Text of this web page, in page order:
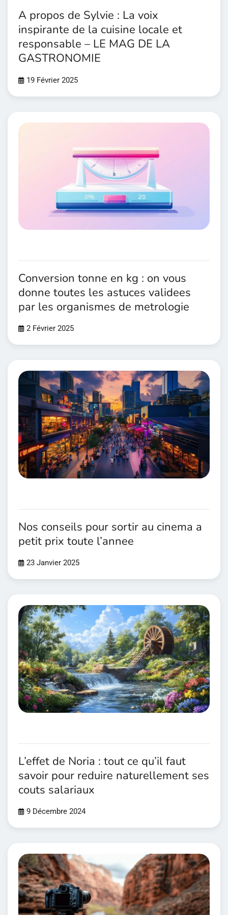
A propos de Sylvie : La voix
inspirante de la cuisine locale et
responsable – LE MAG DE LA
GASTRONOMIE
19 Février 2025
Conversion tonne en kg : on vous
donne toutes les astuces validees
par les organismes de metrologie
2 Février 2025
Nos conseils pour sortir au cinema a
petit prix toute l’annee
23 Janvier 2025
L’effet de Noria : tout ce qu’il faut
savoir pour reduire naturellement ses
couts salariaux
9 Décembre 2024